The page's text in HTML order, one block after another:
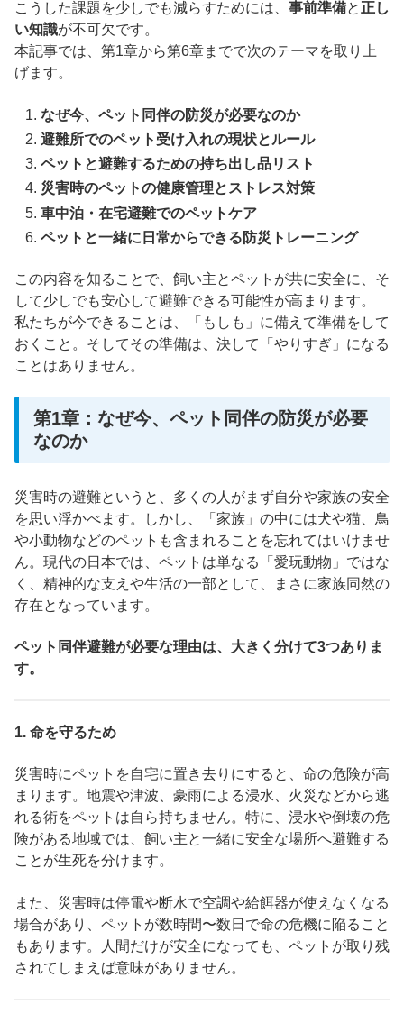
こうした課題を少しでも減らすためには、 事前準備と 正し
い知識が不可欠です。
本記事では、第1章から第6章までで次のテーマを取り上
げます。
なぜ今、ペット同伴の防災が必要なのか
避難所でのペット受け入れの現状とルール
ペットと避難するための持ち出し品リスト
災害時のペットの健康管理とストレス対策
車中泊・在宅避難でのペットケア
ペットと一緒に日常からできる防災トレーニング
この内容を知ることで、飼い主とペットが共に安全に、そ
して少しでも安心して避難できる可能性が高まります。
私たちが今できることは、「もしも」に備えて準備をして
おくこと。そしてその準備は、決して「やりすぎ」になる
ことはありません。
第1章：なぜ今、ペット同伴の防災が必要
なのか
災害時の避難というと、多くの人がまず自分や家族の安全
を思い浮かべます。しかし、「家族」の中には犬や猫、鳥
や小動物などのペットも含まれることを忘れてはいけませ
ん。現代の日本では、ペットは単なる「愛玩動物」ではな
く、精神的な支えや生活の一部として、まさに家族同然の
存在となっています。
ペット同伴避難が必要な理由は、大きく分けて3つありま
す。
1. 命を守るため
災害時にペットを自宅に置き去りにすると、命の危険が高
まります。地震や津波、豪雨による浸水、火災などから逃
れる術をペットは自ら持ちません。特に、浸水や倒壊の危
険がある地域では、飼い主と一緒に安全な場所へ避難する
ことが生死を分けます。
また、災害時は停電や断水で空調や給餌器が使えなくなる
場合があり、ペットが数時間〜数日で命の危機に陥ること
もあります。人間だけが安全になっても、ペットが取り残
されてしまえば意味がありません。